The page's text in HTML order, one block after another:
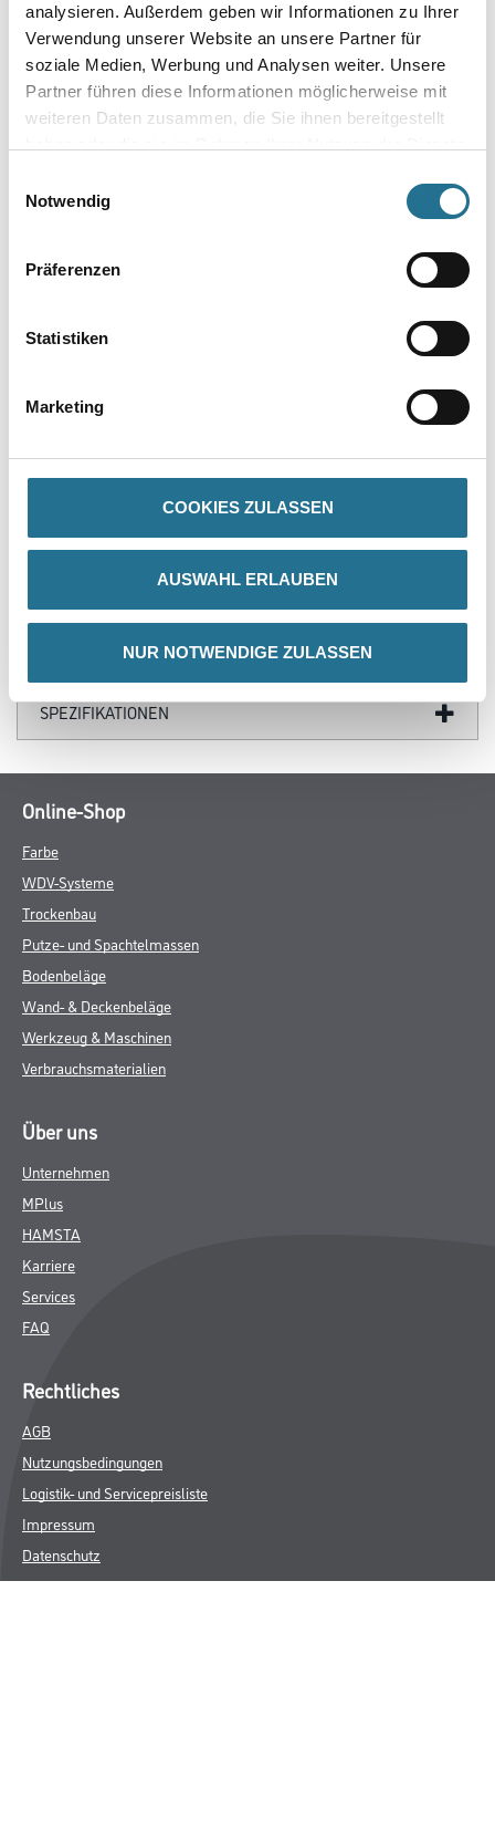
analysieren. Außerdem geben wir Informationen zu Ihrer
Verwendung unserer Website an unsere Partner für
soziale Medien, Werbung und Analysen weiter. Unsere
Partner führen diese Informationen möglicherweise mit
weiteren Daten zusammen, die Sie ihnen bereitgestellt
Notwendig
Präferenzen
Statistiken
Marketing
COOKIES ZULASSEN
AUSWAHL ERLAUBEN
NUR NOTWENDIGE ZULASSEN
Umrechnungsfaktoren
PRODUKTEIGENSCHAFTEN
- Durchmesser 260 mm
- Zähnezahl 64
- Spanwinkel -5 °
- Packungsinhalt 1 Stück
- SB-verpackt
GEFAHRENHINWEISE
SPEZIFIKATIONEN
Online-Shop
Farbe
WDV-Systeme
Trockenbau
Putze- und Spachtelmassen
Bodenbeläge
Wand- & Deckenbeläge
Werkzeug & Maschinen
Verbrauchsmaterialien
Über uns
Unternehmen
MPlus
HAMSTA
Karriere
Services
FAQ
Rechtliches
AGB
Nutzungsbedingungen
Logistik- und Servicepreisliste
Impressum
Datenschutz
Integrität